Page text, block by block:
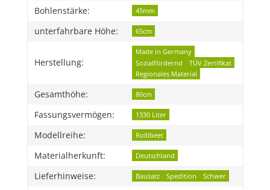
Bohlenstärke: 45mm
unterfahrbare Höhe: 65cm
Herstellung:
Made in Germany
Sozialfördernd
TÜV Zertifikat
Regionales Material
Gesamthöhe: 80cm
Fassungsvermögen: 1330 Liter
Modellreihe: Rollibeet
Materialherkunft: Deutschland
Lieferhinweise: Bausatz Spedition Schwer